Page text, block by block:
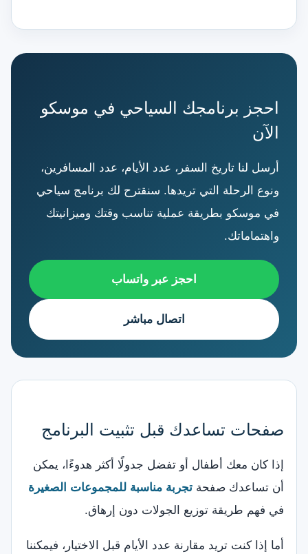
احجز برنامجك السياحي في موسكو
الآن
أرسل لنا تاريخ السفر، عدد الأيام، عدد المسافرين،
ونوع الرحلة التي تريدها. سنقترح لك برنامج سياحي
في موسكو بطريقة عملية تناسب وقتك وميزانيتك
واهتماماتك.
احجز عبر واتساب
اتصال مباشر
صفحات تساعدك قبل تثبيت البرنامج
إذا كان معك أطفال أو تفضل جدولًا أكثر هدوءًا، يمكن
أن تساعدك صفحة تجربة مناسبة للمجموعات الصغيرة
في فهم طريقة توزيع الجولات دون إرهاق.
أما إذا كنت تريد مقارنة عدد الأيام قبل الاختيار، فيمكننا